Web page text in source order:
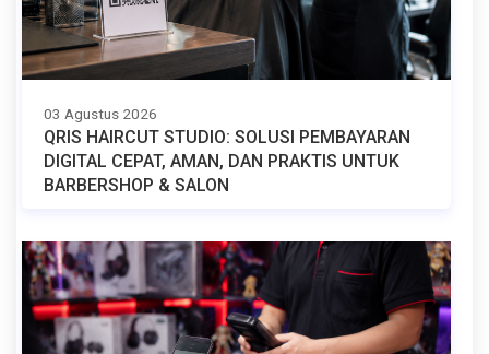
03 Agustus 2026
QRIS HAIRCUT STUDIO: SOLUSI PEMBAYARAN
DIGITAL CEPAT, AMAN, DAN PRAKTIS UNTUK
BARBERSHOP & SALON